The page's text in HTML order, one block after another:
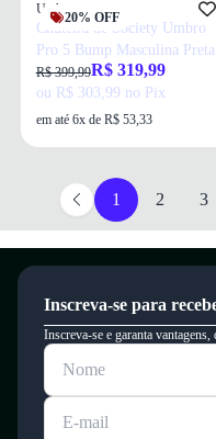
20% OFF
Umbro
Chuteira de Society Umbro
Pro 5 Bump Masculina Preta
R$ 399,99R$ 319,99
ou R$ 303,99 no Pix
em até 6x de R$ 53,33
1 2 3
Inscreva-se para
Inscreva-se e garanta